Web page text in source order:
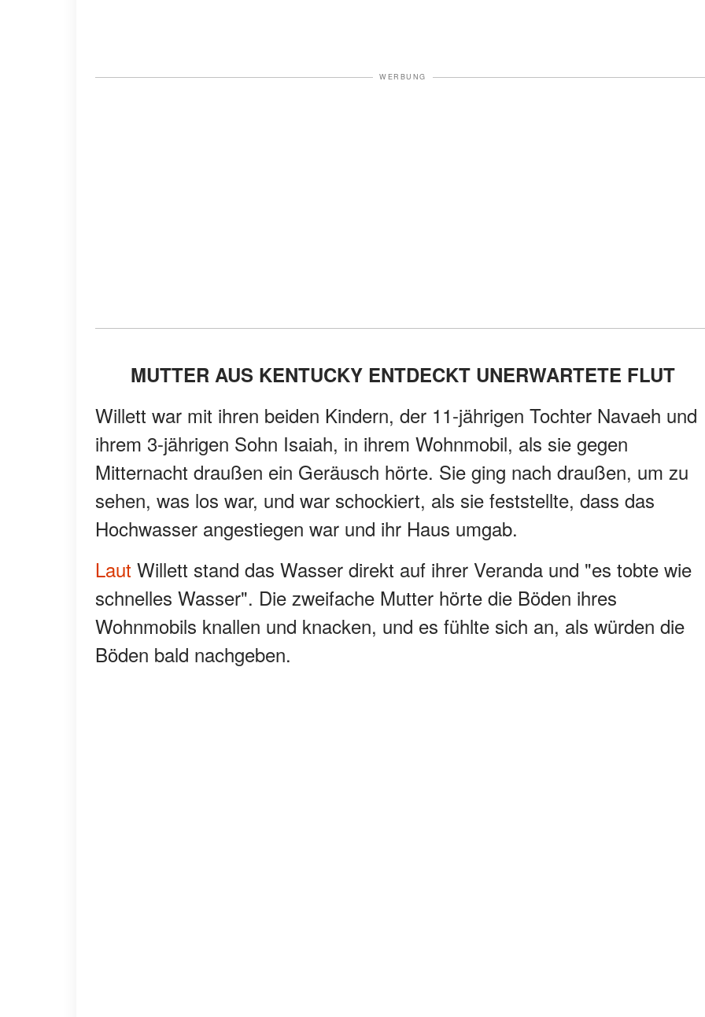
WERBUNG
MUTTER AUS KENTUCKY ENTDECKT UNERWARTETE FLUT
Willett war mit ihren beiden Kindern, der 11-jährigen Tochter Navaeh und
ihrem 3-jährigen Sohn Isaiah, in ihrem Wohnmobil, als sie gegen
Mitternacht draußen ein Geräusch hörte. Sie ging nach draußen, um zu
sehen, was los war, und war schockiert, als sie feststellte, dass das
Hochwasser angestiegen war und ihr Haus umgab.
Laut Willett stand das Wasser direkt auf ihrer Veranda und "es tobte wie
schnelles Wasser". Die zweifache Mutter hörte die Böden ihres
Wohnmobils knallen und knacken, und es fühlte sich an, als würden die
Böden bald nachgeben.